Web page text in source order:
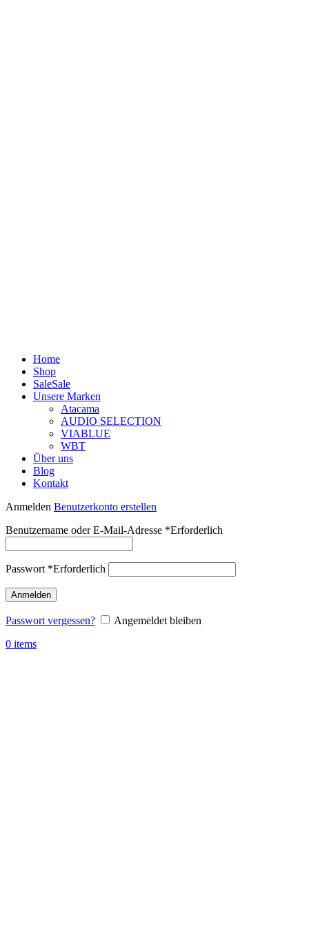
Home
Shop
SaleSale
Unsere Marken
Atacama
AUDIO SELECTION
VIABLUE
WBT
Über uns
Blog
Kontakt
Anmelden Benutzerkonto erstellen
Benutzername oder E-Mail-Adresse *Erforderlich
Passwort *Erforderlich
Anmelden
Passwort vergessen?
Angemeldet bleiben
0 items